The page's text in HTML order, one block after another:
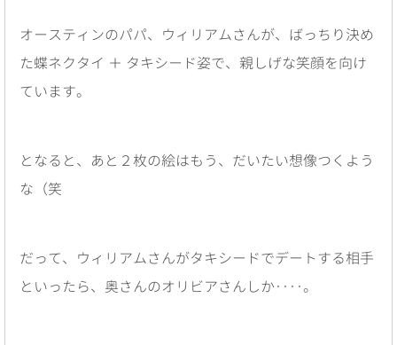
オースティンのパパ、ウィリアムさんが、ばっちり決め
た蝶ネクタイ ＋ タキシード姿で、親しげな笑顔を向け
ています。
となると、あと２枚の絵はもう、だいたい想像つくよう
な（笑
だって、ウィリアムさんがタキシードでデートする相手
といったら、奥さんのオリビアさんしか‥‥。